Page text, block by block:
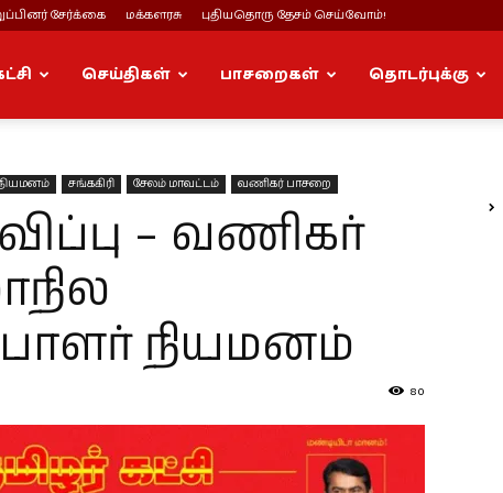
சேர்க்கை மக்களரசு புதியதொரு தேசம் செய்வோம்!
செய்திகள் பாசறைகள் தொடர்புக்கு
சங்ககிரி சேலம் மாவட்டம் வணிகர் பாசறை
– வணிகர்
நியமனம்
80